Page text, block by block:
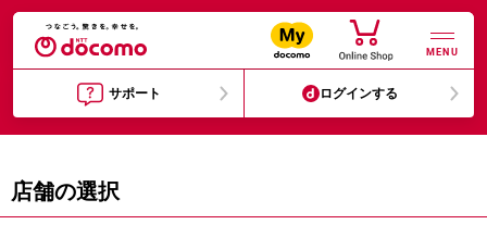
MENU
サポート ログインする
店舗の選択